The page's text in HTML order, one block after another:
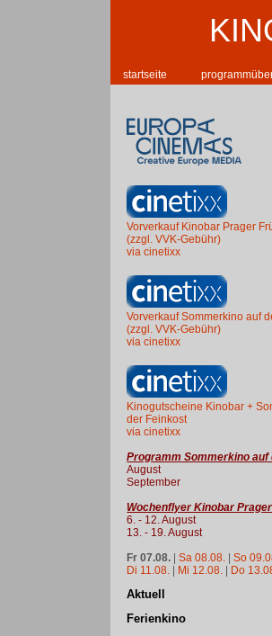
startseite
Vorverkauf Kinobar Prager
(zzgl. VVK-Gebühr)
via cinetixx
Vorverkauf Sommerkino auf
(zzgl. VVK-Gebühr)
via cinetixx
Kinogutscheine Kinobar +
der Feinkost
via cinetixx
Programm Sommerkino auf
August
September
Wochenflyer Kinobar
6. - 12. August
13. - 19. August
Fr 07.08. |Sa 08.08. |So
Di 11.08. | Mi 12.08. | Do
Aktuell
Ferienkino